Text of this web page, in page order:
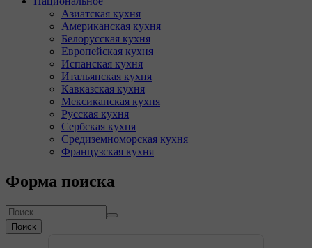
Азиатская кухня
Американская кухня
Белорусская кухня
Европейская кухня
Испанская кухня
Итальянская кухня
Кавказская кухня
Мексиканская кухня
Русская кухня
Сербская кухня
Средиземноморская кухня
Французская кухня
Форма поиска
Поиск